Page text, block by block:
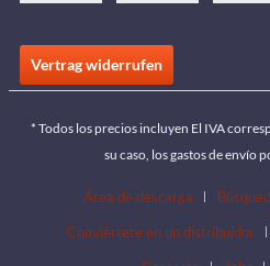
Vertrag widerrufen
* Todos los precios incluyen El IVA
su caso, los gastos de envío
Área de descarga
Conviértete en un distribuidor